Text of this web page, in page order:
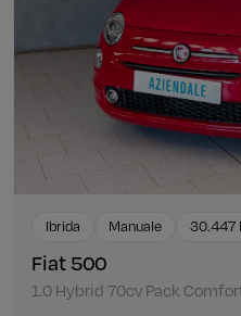
Ibrida Manuale 30.447
Fiat 500
1.0 Hybrid 70cv Pack